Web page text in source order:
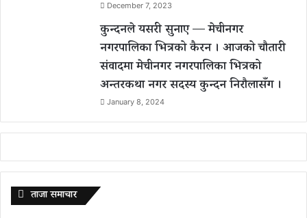
December 7, 2023
कुन्दनले यसरी सुनाए — मेचीनगर
नगरपालिका भित्रको कैरन । आजको चौतारी
संवादमा मेचीनगर नगरपालिका भित्रको
अन्तरकथा नगर सदस्य कुन्दन निरौलासँग ।
January 8, 2024
ताजा समाचार